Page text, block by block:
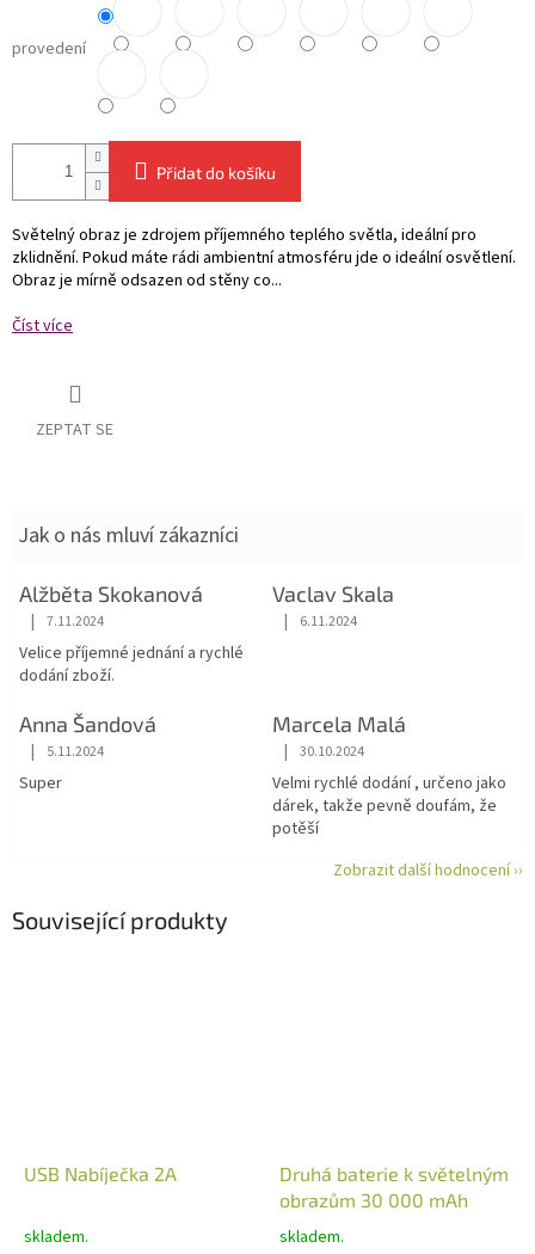
provedení
Přidat do košíku
Světelný obraz je zdrojem příjemného teplého světla, ideální pro
zklidnění. Pokud máte rádi ambientní atmosféru jde o ideální osvětlení.
Obraz je mírně odsazen od stěny co...
Číst více
ZEPTAT SE
Jak o nás mluví zákazníci
Alžběta Skokanová
Hodnocení obchodu je 5 z 5 hvězdiček.
| 7.11.2024
Velice příjemné jednání a rychlé
dodání zboží.
Vaclav Skala
Hodnocení obchodu je 5 z 5
| 6.11.2024
Anna Šandová
Hodnocení obchodu je 5 z 5 hvězdiček.
| 5.11.2024
Super
Marcela Malá
Hodnocení obchodu je 5 z 5
| 30.10.2024
Velmi rychlé dodání , určeno jako
dárek, takže pevně doufám, že
potěší
Zobrazit další hodnocení ››
Související produkty
USB Nabíječka 2A
skladem.
Druhá baterie k světelným
obrazům 30 000 mAh
skladem.